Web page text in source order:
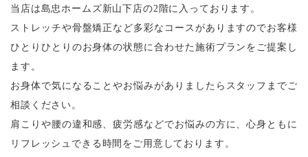
当店は島忠ホームズ新山下店の2階に入っております。
ストレッチや骨盤矯正など多彩なコースがありますのでお客様
ひとりひとりのお身体の状態に合わせた施術プランをご提案し
ます。
お身体で気になることやお悩みがありましたらスタッフまでご
相談ください。
肩こりや腰の違和感、疲労感などでお悩みの方に、心身ともに
リフレッシュできる時間をご用意しております。